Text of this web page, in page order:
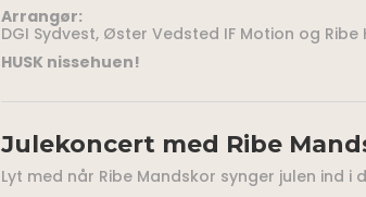
Arrangør:
DGI Sydvest, Øster Vedsted IF Motion og Ribe
HUSK nissehuen!
Julekoncert med Ribe
Lyt med når Ribe Mandskor synger julen ind i